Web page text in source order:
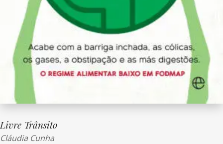
Livre Trânsito
Cláudia Cunha